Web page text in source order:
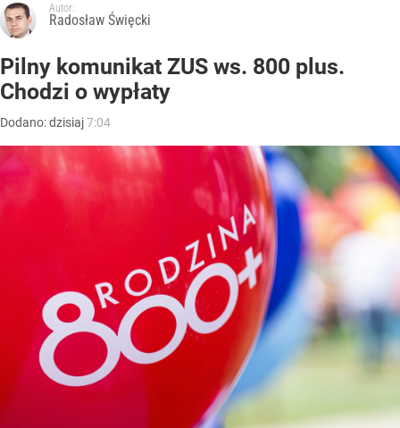
Autor:
Radosław Święcki
Pilny komunikat ZUS ws. 800 plus.
Chodzi o wypłaty
Dodano:dzisiaj7:04